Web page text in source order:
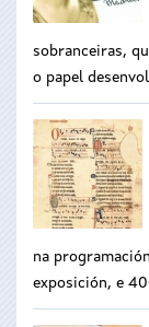
sobranceiras,
o papel
na
exposición, e